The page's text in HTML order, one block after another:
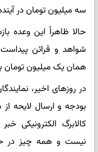
سه میلیون تومان در
حالا ظاهراً این وعده
شواهد و قرائن
همان یک میلیون تومان
در روزهای اخیر،
بودجه و ارسال لایحه
کالابرگ الکترونیکی
نیست و همه چیز در